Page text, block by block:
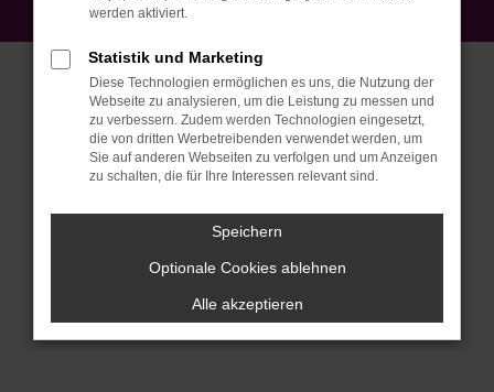
werden aktiviert.
Statistik und Marketing
Diese Technologien ermöglichen es uns, die Nutzung der
Webseite zu analysieren, um die Leistung zu messen und
zu verbessern. Zudem werden Technologien eingesetzt,
die von dritten Werbetreibenden verwendet werden, um
Sie auf anderen Webseiten zu verfolgen und um Anzeigen
zu schalten, die für Ihre Interessen relevant sind.
Speichern
Optionale Cookies ablehnen
Alle akzeptieren